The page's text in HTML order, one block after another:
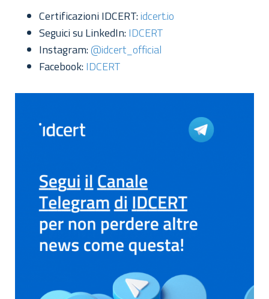
Certificazioni IDCERT:idcert.io
Seguici su LinkedIn:IDCERT
Instagram:@idcert_official
Facebook:IDCERT